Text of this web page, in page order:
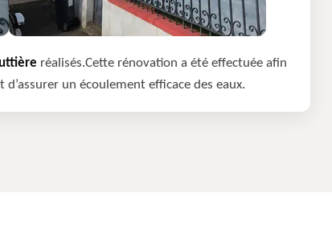
réalisés.Cette rénovation a été effectuée afin
un écoulement efficace des eaux.